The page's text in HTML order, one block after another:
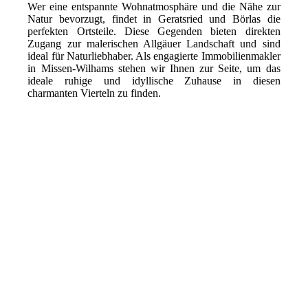
Wer eine entspannte Wohnatmosphäre und die Nähe zur
Natur bevorzugt, findet in Geratsried und Börlas die
perfekten Ortsteile. Diese Gegenden bieten direkten
Zugang zur malerischen Allgäuer Landschaft und sind
ideal für Naturliebhaber. Als engagierte Immobilienmakler
in Missen-Wilhams stehen wir Ihnen zur Seite, um das
ideale ruhige und idyllische Zuhause in diesen
charmanten Vierteln zu finden.